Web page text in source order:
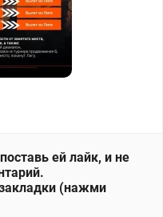
ей лайк, и не
(нажми